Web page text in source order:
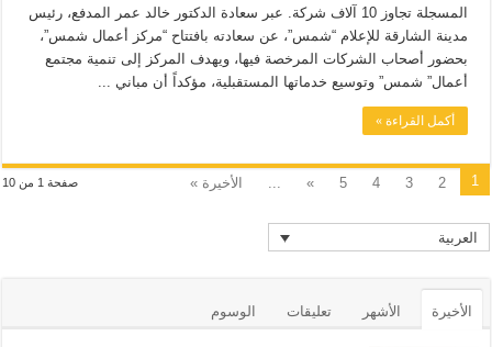
المسجلة تجاوز 10 آلاف شركة. عبر سعادة الدكتور خالد عمر المدفع، رئيس
مدينة الشارقة للإعلام “شمس”، عن سعادته بافتتاح “مركز أعمال شمس”،
بحضور أصحاب الشركات المرخصة فيها، ويهدف المركز إلى تنمية مجتمع
أعمال” شمس” وتوسيع خدماتها المستقبلية، مؤكداً أن مباني ...
أكمل القراءة »
صفحة 1 من 10 1
2
3
4
5
»
... الأخيرة »
العربية
الأخيرة الأشهر تعليقات الوسوم